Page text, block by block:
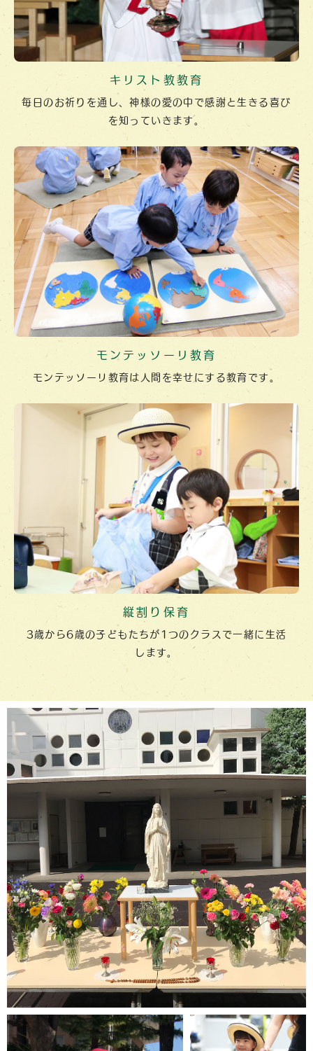
キリスト教教育
毎日のお祈りを通し、神様の愛の中で感謝と生きる喜び
を知っていきます。
モンテッソーリ教育
モンテッソーリ教育は人間を幸せにする教育です。
縦割り保育
3歳から6歳の子どもたちが1つのクラスで一緒に生活
します。